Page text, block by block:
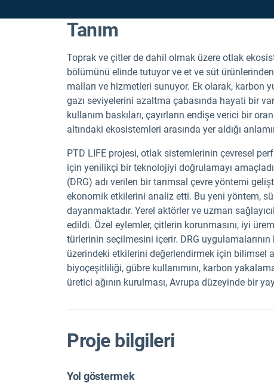
Tanım
Toprak ve çitler de dahil olmak üzere otlak
bölümünü elinde tutuyor ve et ve süt
malları ve hizmetleri sunuyor. Ek olarak, karbon
gazı seviyelerini azaltma çabasında hayati bir
kullanım baskıları, çayırların endişe verici bir
altındaki ekosistemleri arasında yer aldığı
PTD LIFE projesi, otlak sistemlerinin çevresel
için yenilikçi bir teknolojiyi doğrulamayı
(DRG) adı verilen bir tarımsal çevre yöntemi
ekonomik etkilerini analiz etti. Bu yeni yöntem,
dayanmaktadır. Yerel aktörler ve uzman
edildi. Özel eylemler, çitlerin korunmasını, iyi
türlerinin seçilmesini içerir. DRG
üzerindeki etkilerini değerlendirmek için bilimsel
biyoçeşitliliği, gübre kullanımını, karbon
üretici ağının kurulması, Avrupa düzeyinde bir
Proje bilgileri
Yol göstermek